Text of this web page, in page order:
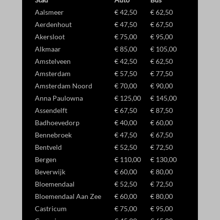
Aalsmeer
€ 42,50
€ 62,50
Aerdenhout
€ 47,50
€ 67,50
Akersloot
€ 75,00
€ 95,00
Alkmaar
€ 85,00
€ 105,00
Amstelveen
€ 42,50
€ 62,50
Amsterdam
€ 57,50
€ 77,50
Amsterdam Noord
€ 70,00
€ 90,00
Anna Paulowna
€ 125,00
€ 145,00
Assendelft
€ 67,50
€ 87,50
Badhoevedorp
€ 40,00
€ 60,00
Bennebroek
€ 47,50
€ 67,50
Bentveld
€ 52,50
€ 72,50
Bergen
€ 110,00
€ 130,00
Beverwijk
€ 60,00
€ 80,00
Bloemendaal
€ 52,50
€ 72,50
Bloemendaal Aan Zee
€ 60,00
€ 80,00
Castricum
€ 75,00
€ 95,00
wp-settings-*
wp-settings-time-*
_gcl_au
_gcl_aw
Deze categorie omvat alle cookies, domeinen en services die niet
_gcl_ag
_gcl_gs
amzn_consent
ssm_au_c